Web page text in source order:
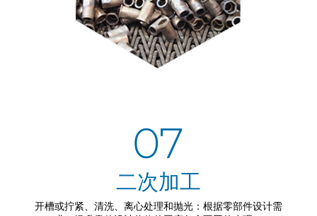
07
二次加工
开槽或拧紧、清洗、离心处理和抛光：根据零部件设计需